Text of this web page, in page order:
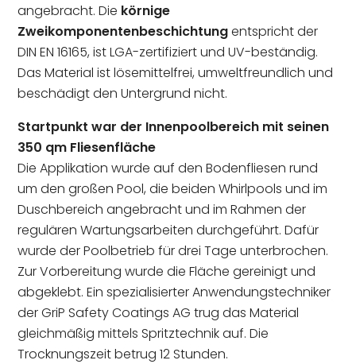
angebracht. Die körnige
Zweikomponentenbeschichtungentspricht der
DIN EN 16165, ist LGA-zertifiziert und UV-beständig.
Das Material ist lösemittelfrei, umweltfreundlich und
beschädigt den Untergrund nicht.
Startpunkt war der Innenpoolbereich mit seinen
350 qm Fliesenfläche
Die Applikation wurde auf den Bodenfliesen rund
um den großen Pool, die beiden Whirlpools und im
Duschbereich angebracht und im Rahmen der
regulären Wartungsarbeiten durchgeführt. Dafür
wurde der Poolbetrieb für drei Tage unterbrochen.
Zur Vorbereitung wurde die Fläche gereinigt und
abgeklebt. Ein spezialisierter Anwendungstechniker
der GriP Safety Coatings AG trug das Material
gleichmäßig mittels Spritztechnik auf. Die
Trocknungszeit betrug 12 Stunden.